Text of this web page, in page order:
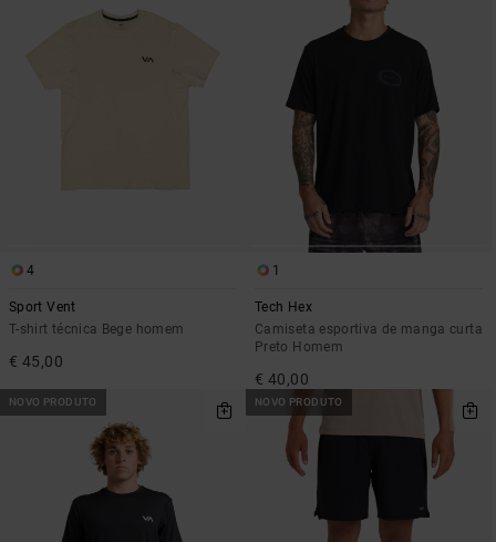
4
Sport Vent
T-shirt técnica Bege homem
€ 45,00
1
Tech Hex
Camiseta esportiva de manga curta
Preto Homem
€ 40,00
NOVO PRODUTO NOVO PRODUTO